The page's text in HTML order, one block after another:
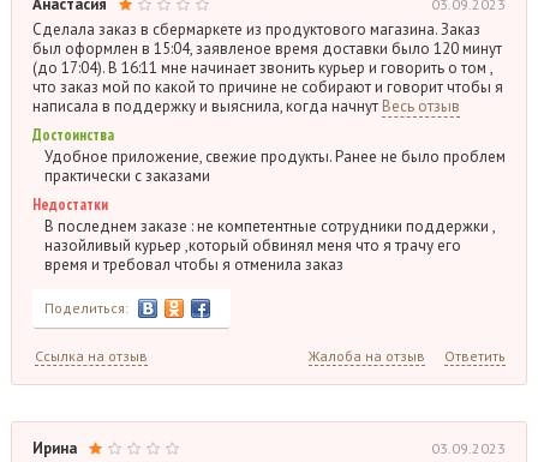
Анастасия 03.09.2023
Сделала заказ в сбермаркете из продуктового магазина. Заказ
был оформлен в 15:04, заявленое время доставки было 120 минут
(до 17:04). В 16:11 мне начинает звонить курьер и говорить о том ,
что заказ мой по какой то причине не собирают и говорит чтобы я
написала в поддержку и выяснила, когда начнут Весь отзыв
Достоинства
Удобное приложение, свежие продукты. Ранее не было проблем
практически с заказами
Недостатки
В последнем заказе : не компетентные сотрудники поддержки ,
назойливый курьер ,который обвинял меня что я трачу его
время и требовал чтобы я отменила заказ
Поделиться:
Ссылка на отзыв Жалоба на отзыв Ответить
Ирина 03.09.2023